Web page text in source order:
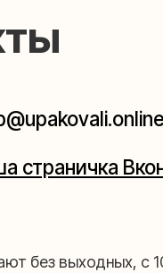
Мастерская на
+7 (980)